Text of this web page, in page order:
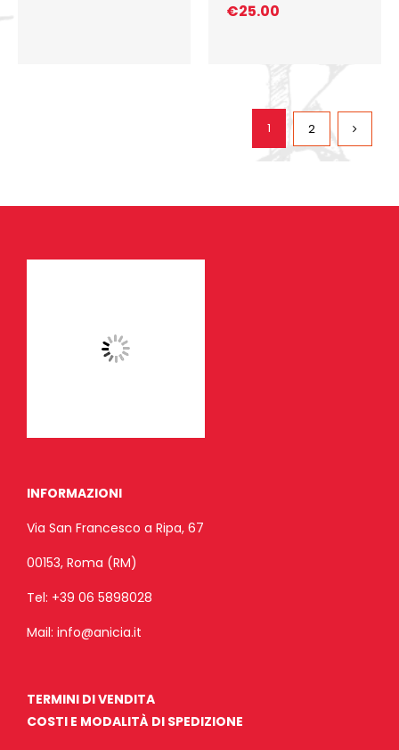
€25.00
1 2
INFORMAZIONI
Via San Francesco a Ripa, 67
00153, Roma (RM)
Tel: +39 06 5898028
Mail: info@anicia.it
TERMINI DI VENDITA
COSTI E MODALITÀ DI SPEDIZIONE